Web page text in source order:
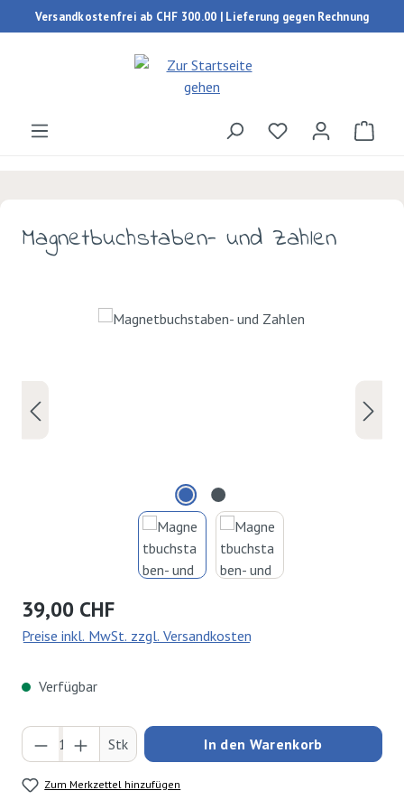
Zum Hauptinhalt springen
Versandkostenfrei ab CHF 300.00 | Lieferung gegen Rechnung
Du hast 0
Magnetbuchstaben- und Zahlen
Bildergalerie überspringen
Regulärer Preis:
39,00 CHF
Preise inkl. MwSt. zzgl. Versandkosten
Verfügbar
Produkt Anzahl: Gib den gewünschten Wert
Stk In den Warenkorb
Zum Merkzettel hinzufügen